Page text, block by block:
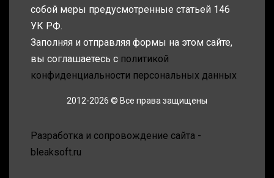
собой меры предусмотренные статьей 146
УК РФ.
Заполняя и отправляя формы на этом сайте,
вы соглашаетесь с политикой
конфиденциальности персональных данных
2012-2026 © Все права защищены
Разработка и сопровождение сайта -
bleaksoft.ru